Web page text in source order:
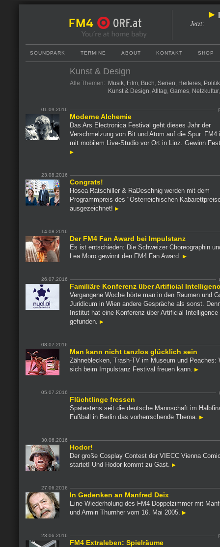
Jetzt:
SOUNDPARK TERMINE ABOUT KONTAKT SHOP
Kunst & Design
Alle Themen: Musik, Film, Buch, Serien, Heiteres,
Kunst & Design, Alltag, Games, Netzkultur
01.09.2016
Moderne Alchemie
Das Ars Electronica Festival geht dieses Jahr der
Verschmelzung von Bit und Atom auf die Spur. FM4
mit mobilem Live-Studio vor Ort in Linz. Gewinn
23.08.2016
Congrats!
Hosea Ratschiller & RaDeschnig werden mit dem
Programmpreis des "Österreichischen
ausgezeichnet!
14.08.2016
Der FM4 Fan Award bei Impulstanz
Es ist entschieden: Die Schweizer Choreographin
Lea Moro gewinnt den FM4 Fan Award.
26.07.2016
Familiäre Konferenz über Artificial
Vergangene Woche hörte man in den Räumen und
Juridicum in Wien andere Gespräche als sonst.
Institut hat eine Konferenz über Artificial
gefunden.
08.07.2016
Man kann nicht tanzlos glücklich sein
Zähneblecken, Trash-TV im Museum und Peaches:
sich beim Impulstanz Festival freuen kann.
05.07.2016
Flüchtlinge fressen
Spätestens seit die deutsche Mannschaft im
Fußball in Berlin das vorherrschende Thema.
30.06.2016
Hodor!
Der große Cosplay Contest der VIECC Vienna
startet! Und Hodor kommt zu Gast.
27.06.2016
In Gedenken an Manfred Deix
Eine Wiederholung des FM4 Doppelzimmer mit
und Armin Thurnher vom 16. Mai 2005.
23.06.2016
FM4 Extraleben: Spielräume